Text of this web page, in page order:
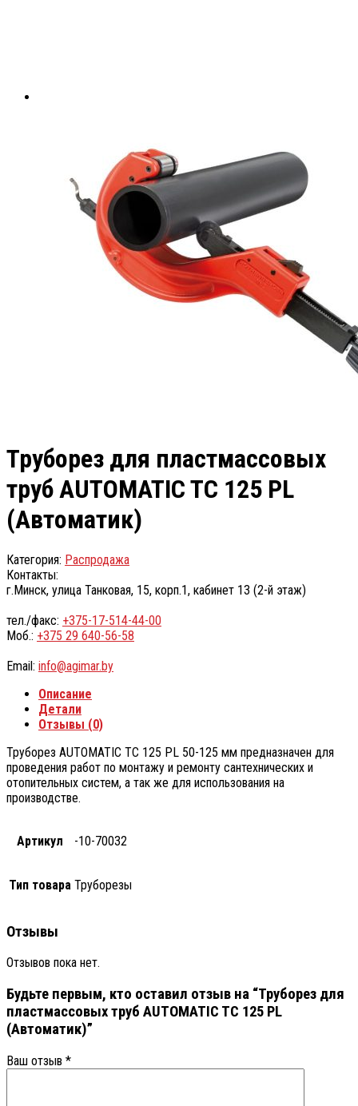
Труборез для пластмассовых
труб АUTOMATIC TC 125 РL
(Автоматик)
Категория: Распродажа
Контакты:
г.Минск, улица Танковая, 15, корп.1, кабинет 13 (2-й этаж)
тел./факс: +375-17-514-44-00
Моб.: +375 29 640-56-58
Email: info@agimar.by
Описание
Детали
Отзывы (0)
Труборез AUTOMATIC TC 125 PL 50-125 мм предназначен для
проведения работ по монтажу и ремонту сантехнических и
отопительных систем, а так же для использования на
производстве.
Артикул -10-70032
Тип товара Труборезы
Отзывы
Отзывов пока нет.
Будьте первым, кто оставил отзыв на “Труборез для
пластмассовых труб АUTOMATIC TC 125 РL
(Автоматик)”
Ваш отзыв *